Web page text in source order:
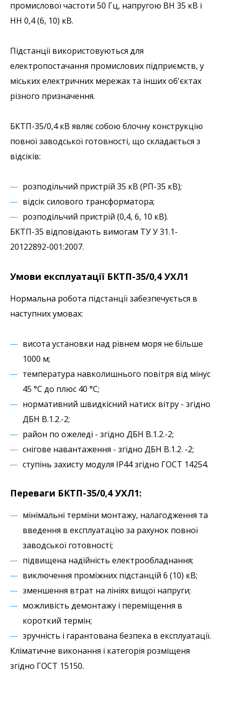
промислової частоти 50 Гц, напругою ВН 35 кВ і
НН 0,4 (6, 10) кВ.
Підстанції використовуються для
електропостачання промислових підприємств, у
міських електричних мережах та інших об'єктах
різного призначення.
БКТП-35/0,4 кВ являє собою блочну конструкцію
повної заводської готовності, що складається з
відсіків:
розподільчий пристрій 35 кВ (РП-35 кВ);
відсік силового трансформатора;
розподільчий пристрій (0,4, 6, 10 кВ).
БКТП-35 відповідають вимогам ТУ У 31.1-
20122892-001:2007.
Умови експлуатації БКТП-35/0,4 УХЛ1
Нормальна робота підстанції забезпечується в
наступних умовах:
висота установки над рівнем моря не більше
1000 м;
температура навколишнього повітря від мінус
45 °С до плюс 40 °С;
нормативний швидкісний натиск вітру - згідно
ДБН В.1.2.-2;
район по ожеледі - згідно ДБН В.1.2.-2;
снігове навантаження - згідно ДБН В.1.2. -2;
ступінь захисту модуля ІР44 згідно ГОСТ 14254.
Переваги БКТП-35/0,4 УХЛ1:
мінімальні терміни монтажу, налагодження та
введення в експлуатацію за рахунок повної
заводської готовності;
підвищена надійність електрообладнання;
виключення проміжних підстанцій 6 (10) кВ;
зменшення втрат на лініях вищої напруги;
можливість демонтажу і переміщення в
короткий термін;
зручність і гарантована безпека в експлуатації.
Кліматичне виконання і категорія розміщеня
згідно ГОСТ 15150.